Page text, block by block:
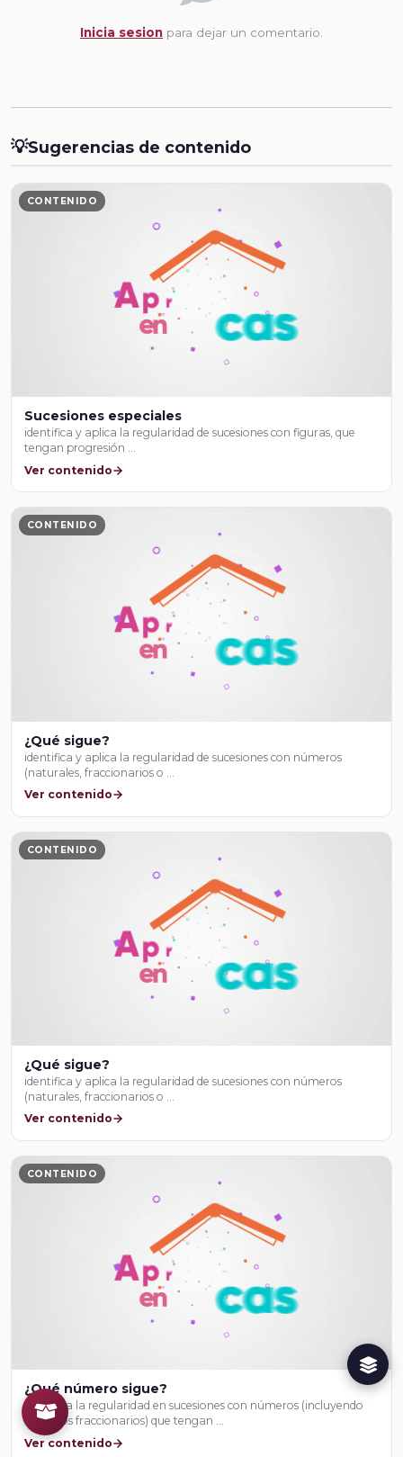
Inicia sesion para dejar un comentario.
💡Sugerencias de contenido
CONTENIDO
Sucesiones especiales
identifica y aplica la regularidad de sucesiones con figuras, que
tengan progresión …
Ver contenido
CONTENIDO
¿Qué sigue?
identifica y aplica la regularidad de sucesiones con números
(naturales, fraccionarios o …
Ver contenido
CONTENIDO
¿Qué sigue?
identifica y aplica la regularidad de sucesiones con números
(naturales, fraccionarios o …
Ver contenido
CONTENIDO
¿Qué número sigue?
identifica la regularidad en sucesiones con números (incluyendo
números fraccionarios) que tengan …
Ver contenido